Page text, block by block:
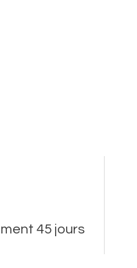
45 jours